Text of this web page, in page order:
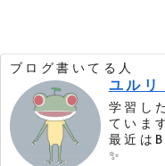
ブログ書いてる人
ユルリ
学習し
ていま
最近は
✨